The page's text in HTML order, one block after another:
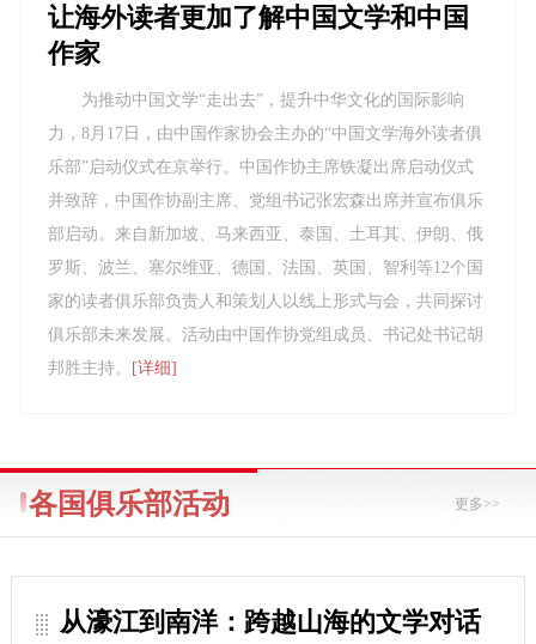
让海外读者更加了解中国文学和中国
作家
为推动中国文学“走出去”，提升中华文化的国际影响
力，8月17日，由中国作家协会主办的“中国文学海外读者俱
乐部”启动仪式在京举行。中国作协主席铁凝出席启动仪式
并致辞，中国作协副主席、党组书记张宏森出席并宣布俱乐
部启动。来自新加坡、马来西亚、泰国、土耳其、伊朗、俄
罗斯、波兰、塞尔维亚、德国、法国、英国、智利等12个国
家的读者俱乐部负责人和策划人以线上形式与会，共同探讨
俱乐部未来发展。活动由中国作协党组成员、书记处书记胡
邦胜主持。
[详细]
各国俱乐部活动 更多>>
从濠江到南洋：跨越山海的文学对话